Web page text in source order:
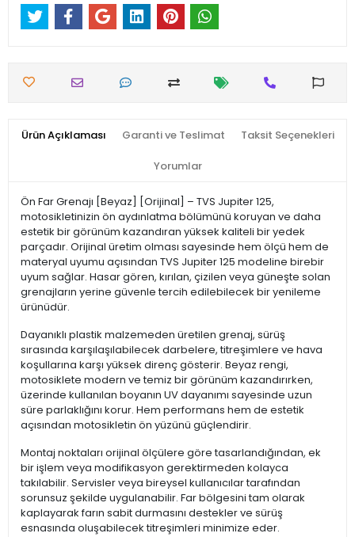
Ürün Açıklaması Garanti ve Teslimat Taksit Seçenekleri
Yorumlar
Ön Far Grenajı [Beyaz] [Orijinal] – TVS Jupiter 125,
motosikletinizin ön aydınlatma bölümünü koruyan ve daha
estetik bir görünüm kazandıran yüksek kaliteli bir yedek
parçadır. Orijinal üretim olması sayesinde hem ölçü hem de
materyal uyumu açısından TVS Jupiter 125 modeline birebir
uyum sağlar. Hasar gören, kırılan, çizilen veya güneşte solan
grenajların yerine güvenle tercih edilebilecek bir yenileme
ürünüdür.
Dayanıklı plastik malzemeden üretilen grenaj, sürüş
sırasında karşılaşılabilecek darbelere, titreşimlere ve hava
koşullarına karşı yüksek direnç gösterir. Beyaz rengi,
motosiklete modern ve temiz bir görünüm kazandırırken,
üzerinde kullanılan boyanın UV dayanımı sayesinde uzun
süre parlaklığını korur. Hem performans hem de estetik
açısından motosikletin ön yüzünü güçlendirir.
Montaj noktaları orijinal ölçülere göre tasarlandığından, ek
bir işlem veya modifikasyon gerektirmeden kolayca
takılabilir. Servisler veya bireysel kullanıcılar tarafından
sorunsuz şekilde uygulanabilir. Far bölgesini tam olarak
kaplayarak farın sabit durmasını destekler ve sürüş
esnasında oluşabilecek titreşimleri minimize eder.